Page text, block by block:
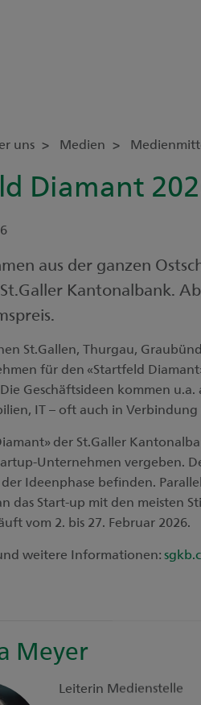
uns Medien
Diamant
aus der ganzen
Kantonalbank.
St.Gallen, Thurgau,
für den «Startfeld
Geschäftsideen kommen
IT – oft auch in Verbindung
der St.Galler
Unternehmen vergeben.
Ideenphase befinden.
das Start-up mit den meisten
vom 2. bis 27. Februar 2026.
weitere Informationen:
Meyer
Leiterin Medienstelle